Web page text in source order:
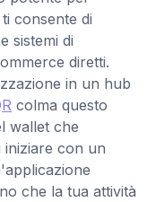
consente di
sistemi di
diretti.
in un hub
colma questo
wallet che
iniziare con un
che la tua attività